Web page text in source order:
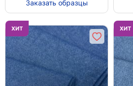
Заказать образцы
ХИТ ХИТ